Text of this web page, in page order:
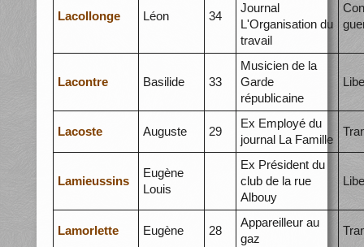
Lacollonge Léon 34
Journal
L'Organisation du
travail
Lacontre Basilide 33
Musicien de la
Garde
républicaine
Lacoste Auguste 29
Ex Employé du
journal La Famille
Lamieussins
Eugène
Louis
Ex Président du
club de la rue
Albouy
Lamorlette Eugène 28
Appareilleur au
gaz